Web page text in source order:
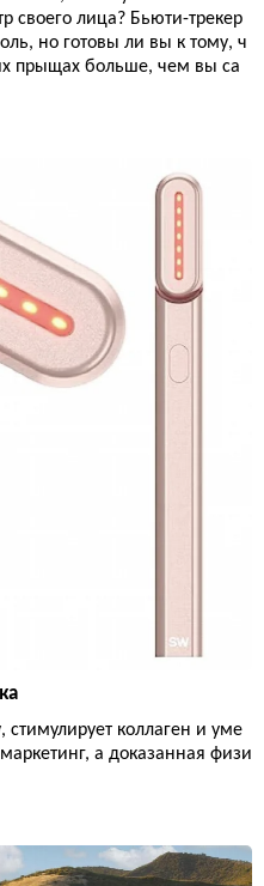
своего лица? Бьюти-трекер
но готовы ли вы к тому, ч
прыщах больше, чем вы са
стимулирует коллаген и уме
а доказанная физи